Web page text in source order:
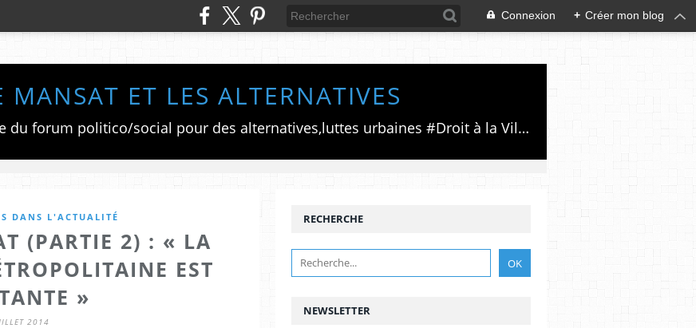
Connexion + Créer mon blog
MANSAT ET LES ALTERNATIVES
Luttes émancipatrices,recherche du forum politico/social pour des alternatives,luttes urbaines #Droit à la Ville", #Paris #GrandParis,enjeux de la métropolisation,accès aux Archives publiques par Pierre Mansat,auteur‼️Ma vie rouge. Meutre au Grand Paris‼️[PUG]Association Josette & Maurice #Audin>bénevole Secours Populaire>Comité Laghouat-France>#Mumia #INTA
DANS L'ACTUALITÉ
(PARTIE 2) : « LA
EST
»
2014
NEWSLETTER
RECHERCHE